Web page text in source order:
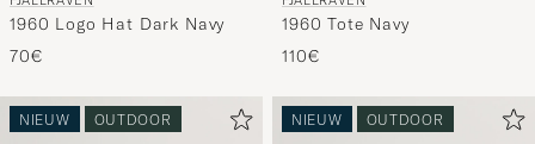
1960 Logo Hat Dark Navy
70€
1960 Tote Navy
110€
NIEUW OUTDOOR NIEUW OUTDOOR